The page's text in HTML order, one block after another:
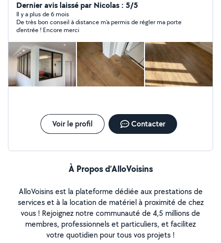
attentif au finitions.
Dernier avis laissé par Nicolas : 5/5
Il y a plus de 6 mois
De très bon conseil à distance m’a permis de régler ma porte
d’entrée ! Encore merci
Voir le profil Contacter
À Propos d’AlloVoisins
AlloVoisins est la plateforme dédiée aux prestations de
services et à la location de matériel à proximité de chez
vous ! Rejoignez notre communauté de 4,5 millions de
membres, professionnels et particuliers, et facilitez
votre quotidien pour tous vos projets !